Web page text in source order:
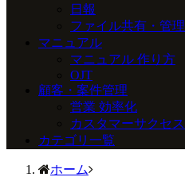
日報
ファイル共有・管理
マニュアル
マニュアル 作り方
OJT
顧客・案件管理
営業 効率化
カスタマーサクセス
カテゴリ一覧
ホーム